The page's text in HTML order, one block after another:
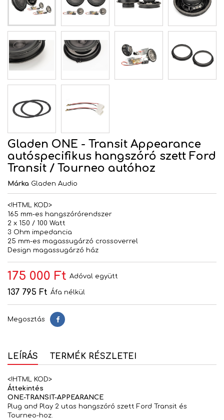
Gladen ONE - Transit Appearance
autóspecifikus hangszóró szett Ford
Transit / Tourneo autóhoz
Márka Gladen Audio
<!HTML KOD>
165 mm-es hangszórórendszer
2 x 150 / 100 Watt
3 Ohm impedancia
25 mm-es magassugárzó crossoverrel
Design magassugárzó ház
175 000 Ft Adóval együtt
137 795 Ft Áfa nélkül
Megosztás Megosztás
LEÍRÁS TERMÉK RÉSZLETEI
<!HTML KOD>
Áttekintés
ONE-TRANSIT-APPEARANCE
Plug and Play 2 utas hangszóró szett Ford Transit és
Tourneo-hoz.